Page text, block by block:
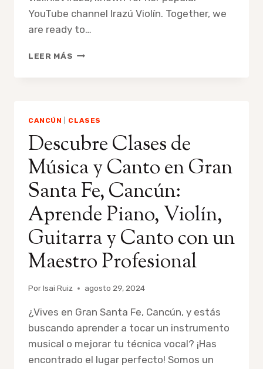
YouTube channel Irazú Violín. Together, we
are ready to…
LEER MÁS DISCOVER
SANTA
FE,
CANCÚN:
LEARN
PIANO,
VIOLIN,
GUITAR,
SINGING
PROFESSIONAL
TEACHERS
CANCÚN CLASES
Descubre Clases de
Música y Canto en Gran
Santa Fe, Cancún:
Aprende Piano, Violín,
Guitarra y Canto con un
Maestro Profesional
PorIsai Ruiz agosto 29, 2024
¿Vives en Gran Santa Fe, Cancún, y estás
buscando aprender a tocar un instrumento
musical o mejorar tu técnica vocal? ¡Has
encontrado el lugar perfecto! Somos un